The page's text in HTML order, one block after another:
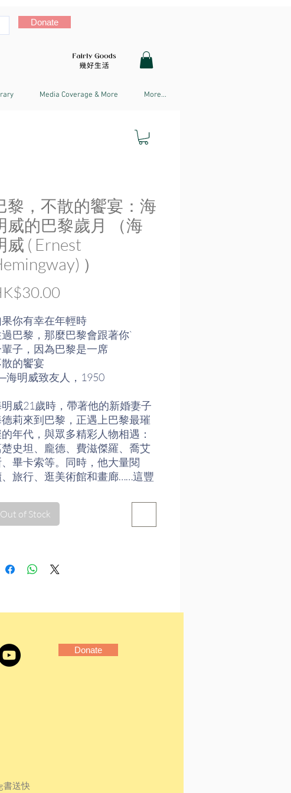
Donate
Media Coverage & More More...
黎，不散的饗宴：海
威的巴黎歲月 （海
威 ( Ernest
）
你有幸在年輕時
巴黎，那麼巴黎會跟著你`
子，因為巴黎是一席
的饗宴
海明威致友人，1950
威21歲時，帶著他的新婚妻子
莉來到巴黎，正遇上巴黎最璀
年代，與眾多精彩人物相遇：
史坦、龐德、費滋傑羅、喬艾
畢卡索等。同時，他大量閱
旅行、逛美術館和畫廊……這豐
書記錄了這段「很窮卻很快
」的日子。海明威當年流連之
者簡介
了眾多荷里活經典（戰地鐘
、戰地春夢、雪山盟、老人與海
，先後得過普立茲和諾貝爾文學
Out of Stock
Donate
書送快